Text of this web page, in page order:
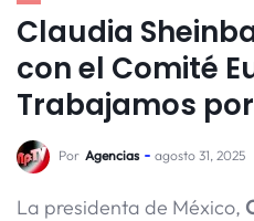
Claudia
con el Comité
Trabajamos
Por Agencias agosto 31, 2025
La presidenta de México,